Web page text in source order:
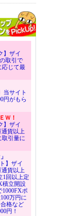
】ザイ
取引で
応じて最
当サイト
円がもら
Ｗ！
】ザイ
貨以上
取引量に
】ザイ
貨以上
1回以上定
積立開設
1000FXポ
万円に
格など
円！